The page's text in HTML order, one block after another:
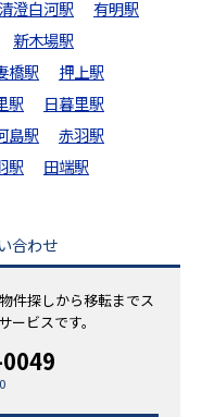
清澄白河駅
有明駅
新木場駅
橋駅
押上駅
駅
日暮里駅
島駅
赤羽駅
駅
田端駅
合わせ
件探しから移転までス
ビスです。